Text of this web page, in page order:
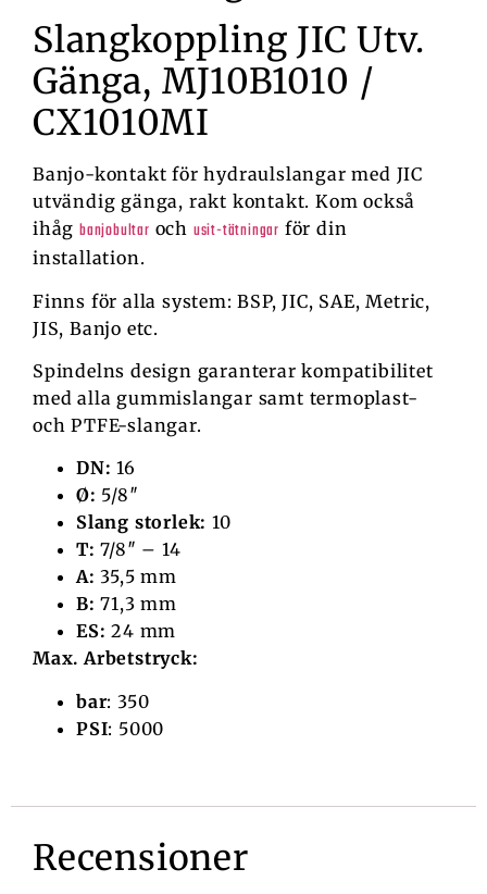
Slangkoppling JIC Utv.
Gänga, MJ10B1010 /
CX1010MI
Banjo-kontakt för hydraulslangar med JIC
utvändig gänga, rakt kontakt. Kom också
ihåg banjobultar och usit-tätningar för din
installation.
Finns för alla system: BSP, JIC, SAE, Metric,
JIS, Banjo etc.
Spindelns design garanterar kompatibilitet
med alla gummislangar samt termoplast-
och PTFE-slangar.
DN: 16
Ø: 5/8″
Slang storlek: 10
T: 7/8″ – 14
A: 35,5 mm
B: 71,3 mm
ES: 24 mm
Max. Arbetstryck:
bar: 350
PSI: 5000
Recensioner